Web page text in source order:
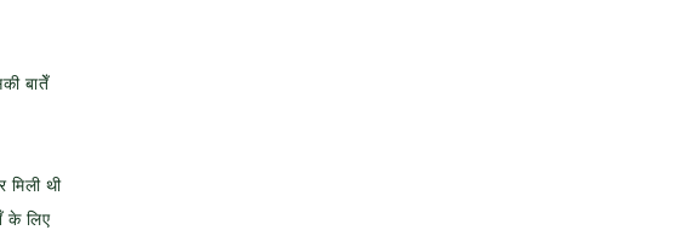
बातेँ
थी
के लिए